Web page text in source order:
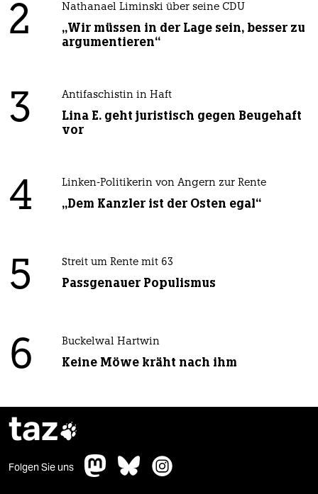
2 Nathanael Liminski über seine CDU
„Wir müssen in der Lage sein, besser zu
argumentieren“
3 Antifaschistin in Haft
Lina E. geht juristisch gegen Beugehaft
vor
4 Linken-Politikerin von Angern zur Rente
„Dem Kanzler ist der Osten egal“
5 Streit um Rente mit 63
Passgenauer Populismus
6 Buckelwal Hartwin
Keine Möwe kräht nach ihm
taz
Folgen Sie uns